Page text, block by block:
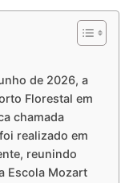
de 2026, a
Florestal em
chamada
realizado em
reunindo
Escola Mozart